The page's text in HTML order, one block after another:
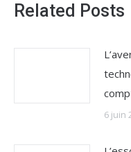
Related Posts
6 juin